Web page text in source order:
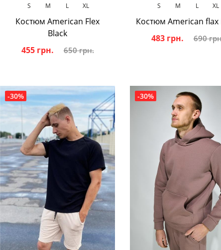
S M L XL
Костюм American Flex
Black
455 грн.
650 грн.
S M L XL
Костюм American flax
483 грн.
690
-30% -30%